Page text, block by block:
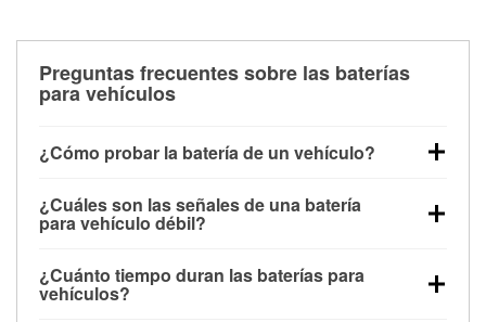
Preguntas frecuentes sobre las baterías
para vehículos
¿Cómo probar la batería de un vehículo?
maneras. El método más rápido es utilizar un
multímetro: con el vehículo apagado, conecta los
voltaje: una batería en buen estado y totalmente
cargada debería indicar unos 12.6 voltios. Es
¿Cuáles son las señales de una batería
para vehículo débil?
advertencia. Un arranque lento del motor, faros
tenues, chasquidos al girar la llave o luces de
¿Cuánto tiempo duran las baterías para
vehículos?